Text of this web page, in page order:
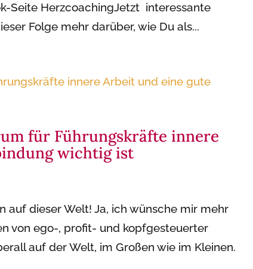
Seite HerzcoachingJetzt interessante
Folge mehr darüber, wie Du als...
für Führungskräfte innere
wichtig ist
dieser Welt! Ja, ich wünsche mir mehr
von ego-, profit- und kopfgesteuerter
auf der Welt, im Großen wie im Kleinen.